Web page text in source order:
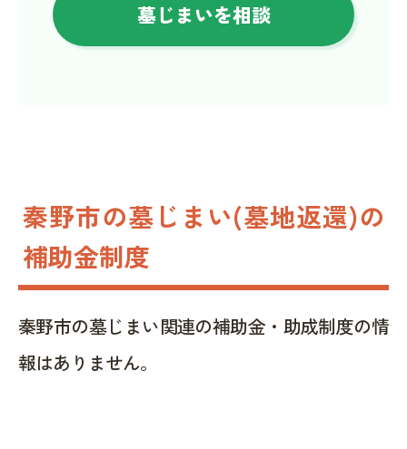
墓じまいを相談
秦野市の墓じまい(墓地返還)の
補助金制度
秦野市の墓じまい関連の補助金・助成制度の情
報はありません。